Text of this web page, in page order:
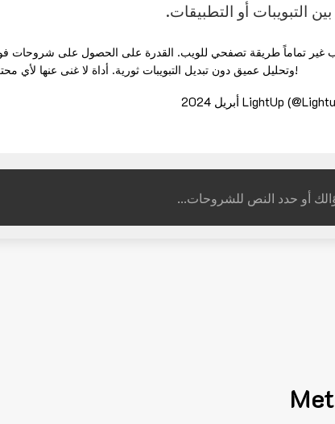
بين التبويبات أو التطبيقات.
غير تماماً طريقة تصفحي للويب. القدرة على الحصول على شروحات
وتحليل عميق دون تبديل التبويبات ثورية. أداة لا غنى عنها لأي محترف!